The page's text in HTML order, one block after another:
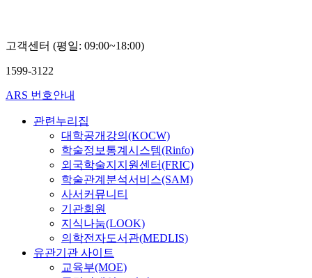
고객센터 (평일: 09:00~18:00)
1599-3122
ARS 번호안내
관련누리집
대학공개강의(KOCW)
학술정보통계시스템(Rinfo)
외국학술지지원센터(FRIC)
학술관계분석서비스(SAM)
사서커뮤니티
기관회원
지식나눔(LOOK)
의학전자도서관(MEDLIS)
유관기관 사이트
교육부(MOE)